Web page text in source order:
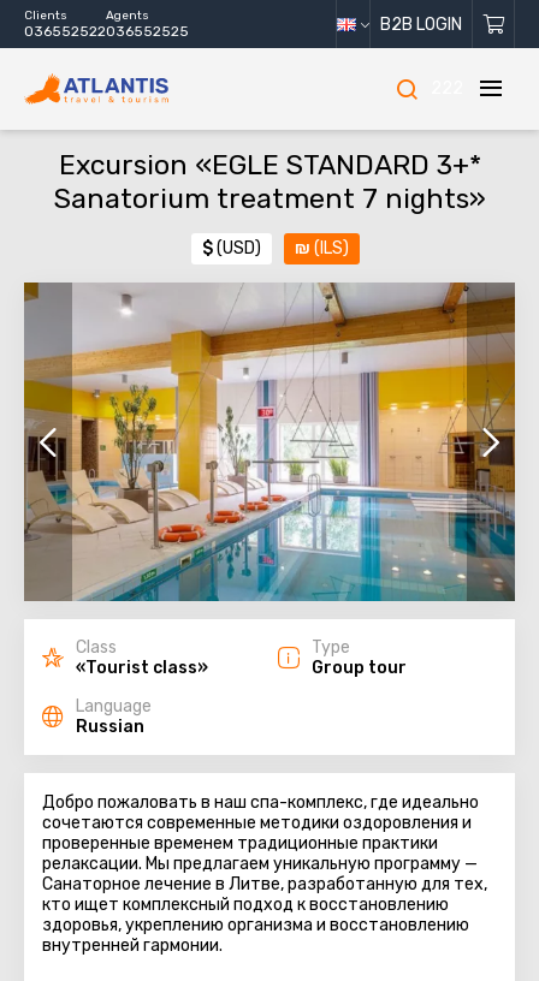
Clients
036552522
Agents
036552525 B2B LOGIN
Excursion «EGLE STANDARD 3+*
Sanatorium treatment 7 nights»
$(USD) ₪ (ILS)
Class
«Tourist class»
Type
Group tour
Language
Russian
Добро пожаловать в наш спа-комплекс, где идеально
сочетаются современные методики оздоровления и
проверенные временем традиционные практики
релаксации. Мы предлагаем уникальную программу —
Санаторное лечение в Литве, разработанную для тех,
кто ищет комплексный подход к восстановлению
здоровья, укреплению организма и восстановлению
внутренней гармонии.